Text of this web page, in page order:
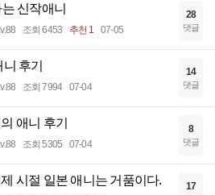
신작애니
조회 6453 추천 1 07-05
28
댓글
후기
조회 7994 07-04
14
댓글
애니 후기
조회 5305 07-04
8
댓글
시절 일본 애니는 거품이다. 17